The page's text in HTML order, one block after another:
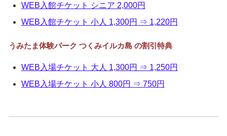
WEB入館チケット シニア 2,000円
WEB入館チケット 小人 1,300円 ⇒ 1,220円
うみたま体験パーク つくみイルカ島 の割引特典
WEB入場チケット 大人 1,300円 ⇒ 1,250円
WEB入場チケット 小人 800円 ⇒ 750円